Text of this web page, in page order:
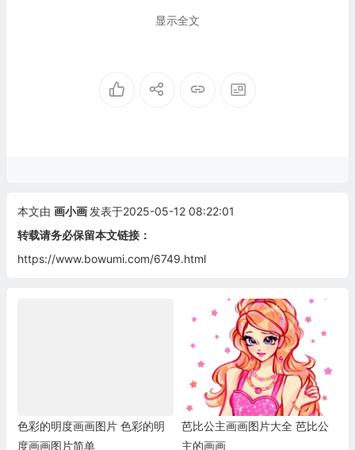
显示全文
本文由 画小画 发表于2025-05-12 08:22:01
转载请务必保留本文链接：
https://www.bowumi.com/6749.html
色彩的明度画画图片 色彩的明
度画画图片简单
芭比公主画画图片大全 芭比公
主的画画